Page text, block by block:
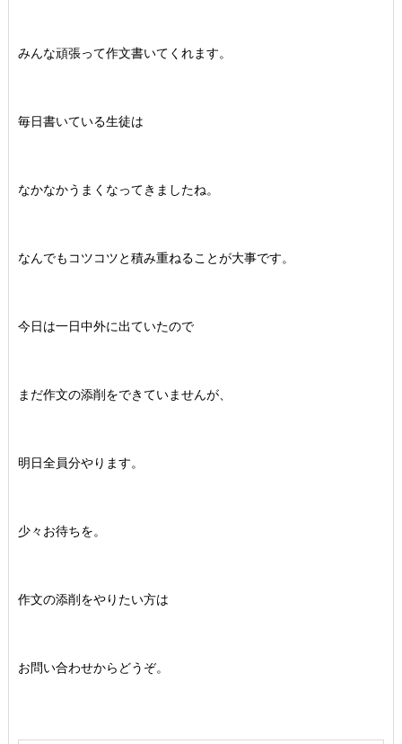
みんな頑張って作文書いてくれます。
毎日書いている生徒は
なかなかうまくなってきましたね。
なんでもコツコツと積み重ねることが大事です。
今日は一日中外に出ていたので
まだ作文の添削をできていませんが、
明日全員分やります。
少々お待ちを。
作文の添削をやりたい方は
お問い合わせからどうぞ。